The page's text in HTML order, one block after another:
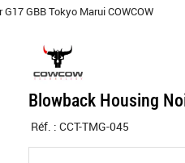
GBB Tokyo Marui COWCOW
Blowback Housing
Réf. : CCT-TMG-045